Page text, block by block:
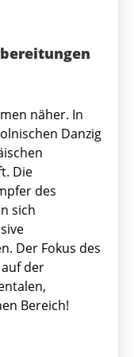
näher. In
Danzig
Die
des
sich
Der Fokus des
der
Bereich!